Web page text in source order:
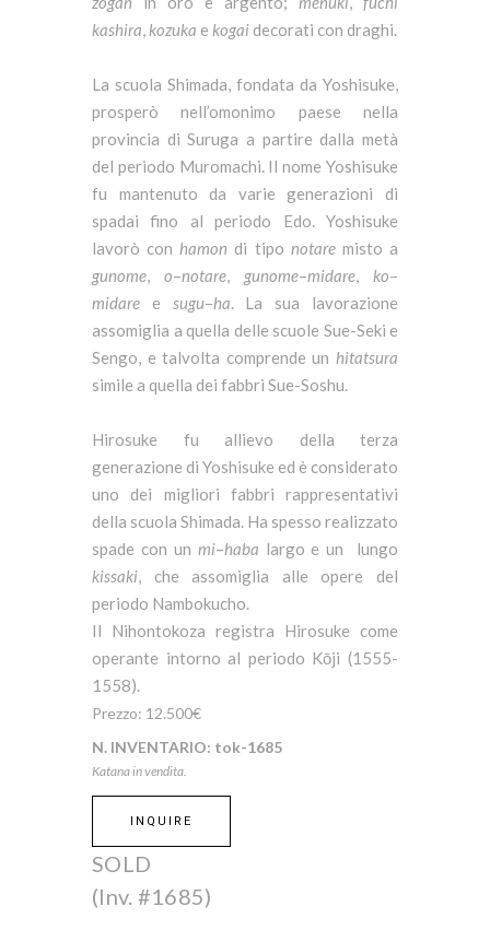
kashira,kozuka e kogaidecorati con draghi.
La scuola Shimada, fondata da Yoshisuke,
prosperò nell’omonimo paese nella
provincia di Suruga a partire dalla metà
del periodo Muromachi. Il nome Yoshisuke
fu mantenuto da varie generazioni di
spadai fino al periodo Edo. Yoshisuke
lavorò con hamon di tipo notaremisto a
gunome, o–notare, gunome–midare, ko–
midare e sugu–ha. La sua lavorazione
assomiglia a quella delle scuole Sue-Seki e
Sengo, e talvolta comprende un hitatsura
simile a quella dei fabbri Sue-Soshu.
Hirosuke fu allievo della terza
generazione di Yoshisuke ed è considerato
uno dei migliori fabbri rappresentativi
della scuola Shimada. Ha spesso realizzato
spade con un mi–haba largo e un lungo
kissaki, che assomiglia alle opere del
periodo Nambokucho.
Il Nihontokoza registra Hirosuke come
operante intorno al periodo Kōji (1555-
1558).
Prezzo: 12.500€
N. INVENTARIO: tok-1685
Katana in vendita.
INQUIRE
SOLD
(Inv. #1685)